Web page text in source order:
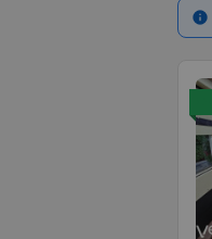
info